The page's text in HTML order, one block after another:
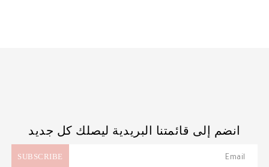
انضم إلى قائمتنا البريدية ليصلك كل جديد